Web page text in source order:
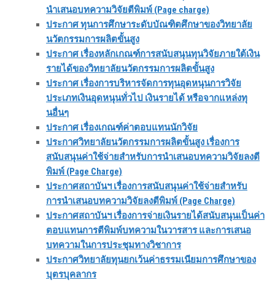
นำเสนอบทความวิจัยตีพิมพ์ (Page charge)
ประกาศ ทุนการศึกษาระดับบัณฑิตศึกษาของวิทยาลัย
นวัตกรรมการผลิตขั้นสูง
ประกาศ เรื่องหลักเกณฑ์การสนับสนุนทุนวิจัยภายใต้เงิน
รายได้ของวิทยาลัยนวัตกรรมการผลิตขั้นสูง
ประกาศ เรื่องการบริหารจัดการทุนอุดหนุนการวิจัย
ประเภทเงินอุดหนุนทั่วไป เงินรายได้ หรือจากแหล่งทุ
นอื่นๆ
ประกาศ เรื่องเกณฑ์ค่าตอบแทนนักวิจัย
ประกาศวิทยาลัยนวัตกรรมการผลิตขั้นสูง เรื่องการ
สนับสนุนค่าใช้จ่ายสำหรับการนำเสนอบทความวิจัยลงตี
พิมพ์ (Page Charge)
ประกาศสถาบันฯ เรื่องการสนับสนุนค่าใช้จ่ายสำหรับ
การนำเสนอบทความวิจัยลงตีพิมพ์ (Page Charge)
ประกาศสถาบันฯ เรื่องการจ่ายเงินรายได้สนับสนุนเป็นค่า
ตอบแทนการตีพิมพ์บทความในวารสาร และการเสนอ
บทความในการประชุมทางวิชาการ
ประกาศวิทยาลัยทุนยกเว้นค่าธรรมเนียมการศึกษาของ
บุตรบุคลากร